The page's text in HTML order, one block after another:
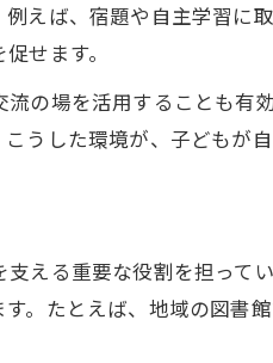
えば、宿題や自主学習に
せます。
の場を活用することも有
うした環境が、子どもが
える重要な役割を担って
。たとえば、地域の図書